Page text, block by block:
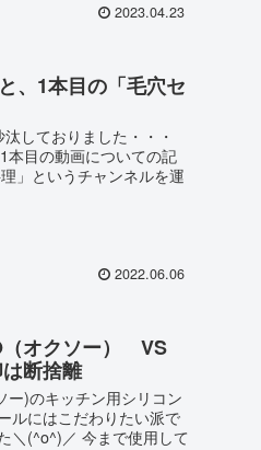
2023.04.23
、1本目の「毛穴セ
しておりました・・・
本目の動画についての記
」というチャンネルを運
2022.06.06
（オクソー） VS
断捨離
ー)のキッチン用シリコン
ルにはこだわりたい派で
＼(^o^)／ 今まで使用して